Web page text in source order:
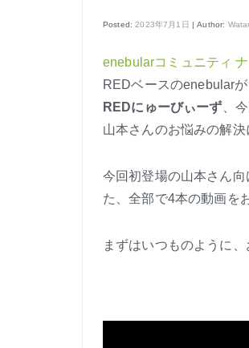
Posted:2023年7月1日 | Author:
enebularコミュニティ
REDベースのenebular
REDにゅーびぃーず 、
山本さんのお悩みの解決
今回初登場の山本さん
た、全部で4本の動画を
まずはいつものように